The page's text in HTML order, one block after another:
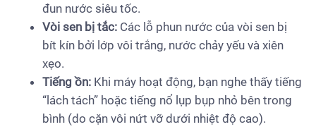
đun nước siêu tốc.
Vòi sen bị tắc: Các lỗ phun nước của vòi sen bị
bít kín bởi lớp vôi trắng, nước chảy yếu và xiên
xẹo.
Tiếng ồn: Khi máy hoạt động, bạn nghe thấy tiếng
“lách tách” hoặc tiếng nổ lụp bụp nhỏ bên trong
bình (do cặn vôi nứt vỡ dưới nhiệt độ cao).